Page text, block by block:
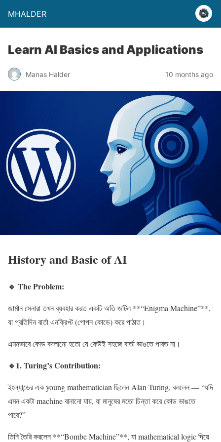
MHALDER
Learn AI Basics and Applications
Manas Halder 10 months ago
History andBasic ofAI
🔹 The Problem:
জার্মান সেনারা তখন ব্যবহার করত একটি অতি জটিল **“Enigma Machine”**,
যা প্রতিদিন বার্তা এনক্রিপ্ট (গোপন কোডে) করে পাঠাত।
এমনভাবে কোড বদলানো হতো যে কেউই সহজে বার্তা ভাঙতে পারত না।
🔹1. Turing’s Contribution:
ইংল্যান্ডের এক young mathematician ছিলেন Alan Turing, বললেন — “যদি
এমন একটা machine বানানো যায়, যা মানুষের মতো চিন্তা করে কোড ভাঙতে
পারে?”
তিনি তৈরি করলেন **“Bombe Machine”**, যা mathematical logic দিয়ে